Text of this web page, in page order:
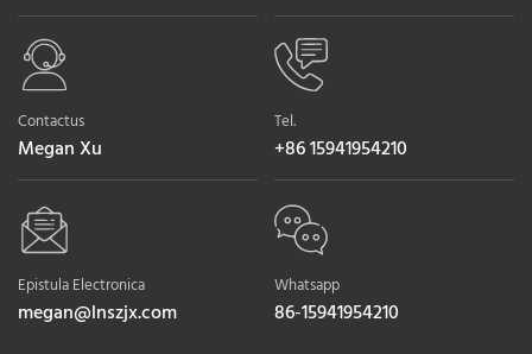
Contactus
Megan Xu
Tel.
+86 15941954210
Epistula Electronica
megan@lnszjx.com
Whatsapp
86-15941954210